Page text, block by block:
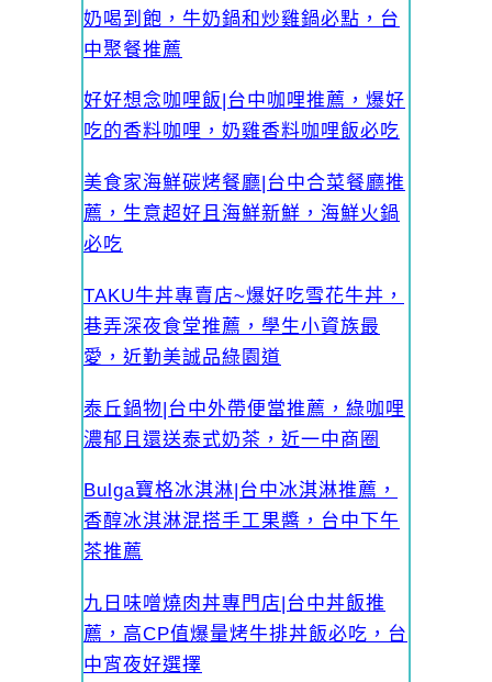
奶喝到飽，牛奶鍋和炒雞鍋必點，台
中聚餐推薦
好好想念咖哩飯|台中咖哩推薦，爆好
吃的香料咖哩，奶雞香料咖哩飯必吃
美食家海鮮碳烤餐廳|台中合菜餐廳推
薦，生意超好且海鮮新鮮，海鮮火鍋
必吃
TAKU牛丼專賣店~爆好吃雪花牛丼，
巷弄深夜食堂推薦，學生小資族最
愛，近勤美誠品綠園道
泰丘鍋物|台中外帶便當推薦，綠咖哩
濃郁且還送泰式奶茶，近一中商圈
Bulga寶格冰淇淋|台中冰淇淋推薦，
香醇冰淇淋混搭手工果醬，台中下午
茶推薦
九日味噌燒肉丼專門店|台中丼飯推
薦，高CP值爆量烤牛排丼飯必吃，台
中宵夜好選擇